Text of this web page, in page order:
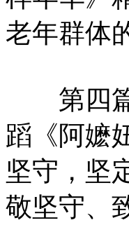
老年群体
第四篇
蹈《阿嬷
坚守，坚
敬坚守、